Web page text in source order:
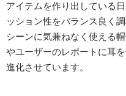
アイテムを作り出している
ッション性をバランス良く
シーンに気兼ねなく使える
やユーザーのレポートに耳
進化させています。